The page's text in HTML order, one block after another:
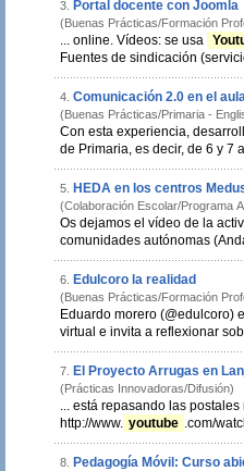
3. Portal docente con Joomla
(Buenas Prácticas/Formación
... online. Vídeos: se usa
Fuentes de sindicación
4. Comunicación 2.0 en el
(Buenas Prácticas/Primaria -
Con esta experiencia,
de Primaria, es decir, de 6 y 7
5. HEDA en los centros
(Colaboración Escolar/Programa
Os dejamos el vídeo de la actividad conjunta realizada por las alumnas y alumnos de centros hedianos de distintas
6. Edulcoro la realidad
(Buenas Prácticas/Formación
Eduardo morero (@edulcoro)
virtual e invita a reflexionar
7. El Proyecto Arrugas en
(Prácticas Innovadoras/Difusión)
... está repasando las
http://www. youtube
8. Pedagogía